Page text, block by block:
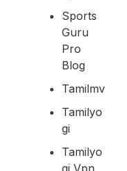
Sports
Guru
Pro
Blog
Tamilmv
Tamilyo
Gi
Tamilyo
Gi Vpn